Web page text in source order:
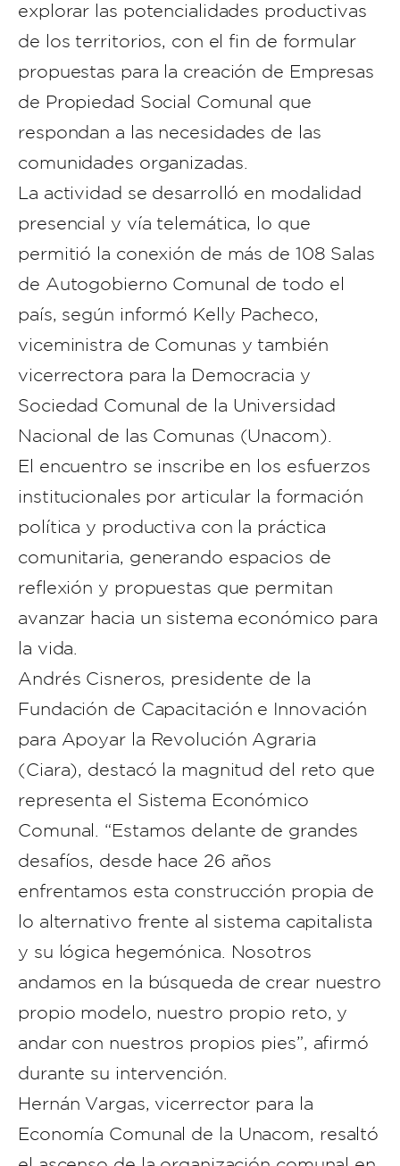
explorar las potencialidades productivas
de los territorios, con el fin de formular
propuestas para la creación de Empresas
de Propiedad Social Comunal que
respondan a las necesidades de las
comunidades organizadas.
La actividad se desarrolló en modalidad
presencial y vía telemática, lo que
permitió la conexión de más de 108 Salas
de Autogobierno Comunal de todo el
país, según informó Kelly Pacheco,
viceministra de Comunas y también
vicerrectora para la Democracia y
Sociedad Comunal de la Universidad
Nacional de las Comunas (Unacom).
El encuentro se inscribe en los esfuerzos
institucionales por articular la formación
política y productiva con la práctica
comunitaria, generando espacios de
reflexión y propuestas que permitan
avanzar hacia un sistema económico para
la vida.
Andrés Cisneros, presidente de la
Fundación de Capacitación e Innovación
para Apoyar la Revolución Agraria
(Ciara), destacó la magnitud del reto que
representa el Sistema Económico
Comunal. “Estamos delante de grandes
desafíos, desde hace 26 años
enfrentamos esta construcción propia de
lo alternativo frente al sistema capitalista
y su lógica hegemónica. Nosotros
andamos en la búsqueda de crear nuestro
propio modelo, nuestro propio reto, y
andar con nuestros propios pies”, afirmó
durante su intervención.
Hernán Vargas, vicerrector para la
Economía Comunal de la Unacom, resaltó